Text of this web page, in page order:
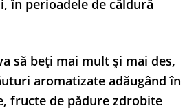
în perioadele de căldură
să beți mai mult și mai des,
aromatizate adăugând în
fructe de pădure zdrobite